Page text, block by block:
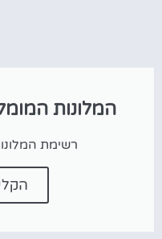
המלונות
רשימת